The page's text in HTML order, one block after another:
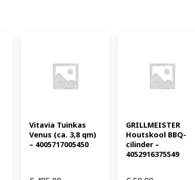
Vitavia Tuinkas
Venus (ca. 3,8 qm)
– 4005717005450
GRILLMEISTER
Houtskool BBQ-
cilinder –
4052916375549